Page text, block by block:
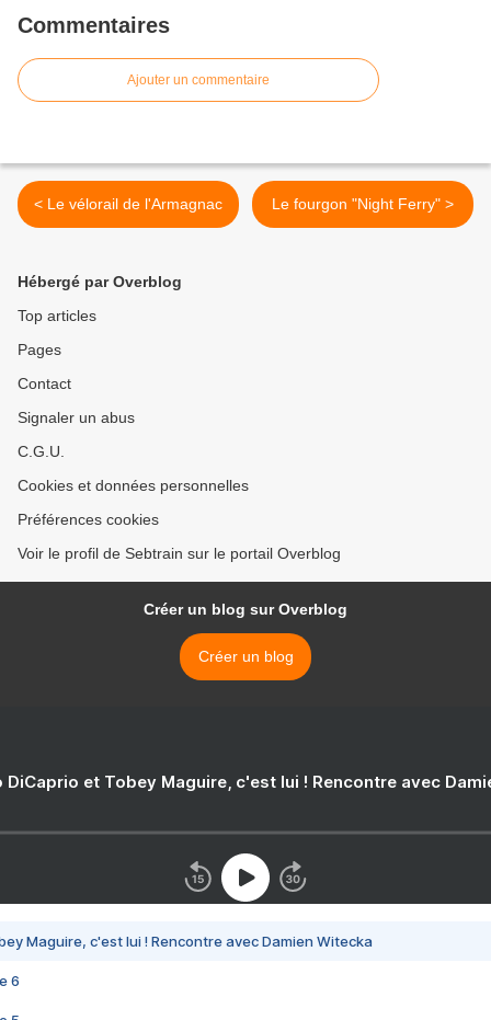
Commentaires
Ajouter un commentaire
< Le vélorail de l'Armagnac Le fourgon "Night Ferry" >
Hébergé par Overblog
Top articles
Pages
Contact
Signaler un abus
C.G.U.
Cookies et données personnelles
Préférences cookies
Voir le profil de Sebtrain sur le portail Overblog
Créer un blog sur Overblog
Créer un blog
DiCaprio et Tobey Maguire, c'est lui ! Rencontre avec
Maguire, c'est lui ! Rencontre avec Damien Witecka
6